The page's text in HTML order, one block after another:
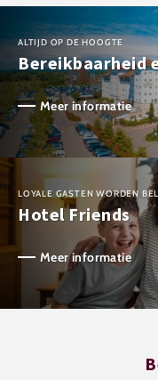
ALTIJD OP DE HOOGTE
Bereikbaarheid
Meer informatie
LOYALE GASTEN WORDEN
Hotel Friends
Meer informatie